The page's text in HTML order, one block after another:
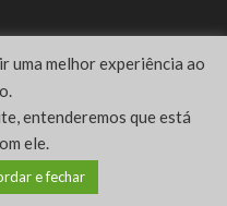
uma melhor experiência ao
entenderemos que está
ele.
e fechar